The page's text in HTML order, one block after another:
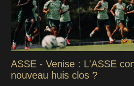
ASSE - Venise : L'ASSE
nouveau huis clos ?